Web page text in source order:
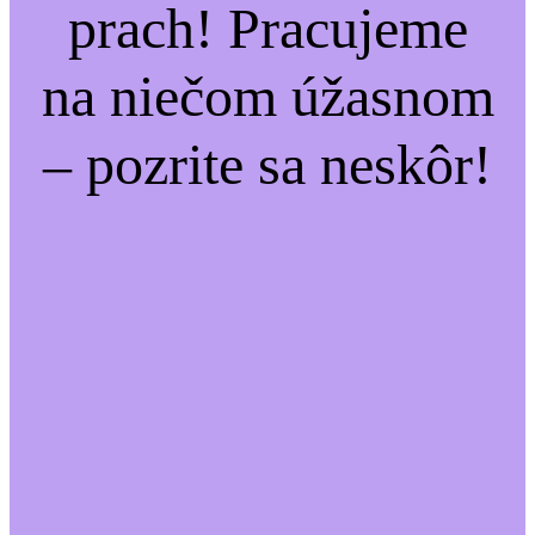
prach! Pracujeme
na niečom úžasnom
– pozrite sa neskôr!